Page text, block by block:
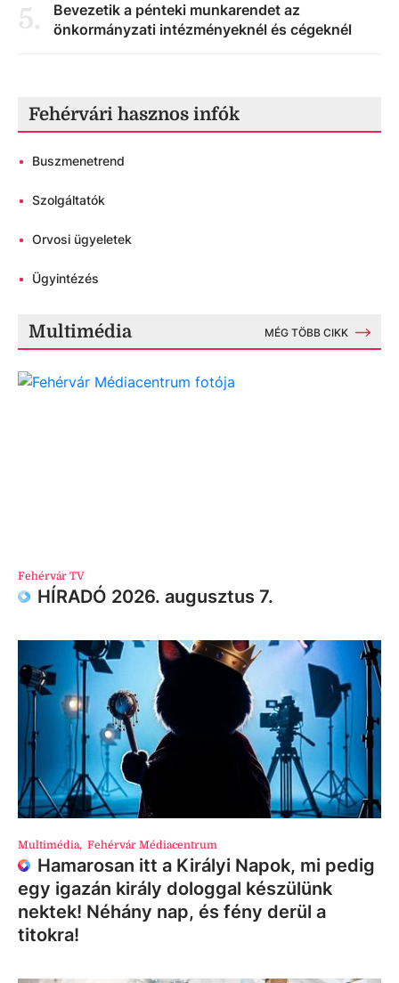
5.
Bevezetik a pénteki munkarendet az
önkormányzati intézményeknél és cégeknél
Fehérvári hasznos infók
• Buszmenetrend
• Szolgáltatók
• Orvosi ügyeletek
• Ügyintézés
Multimédia MÉG TÖBB CIKK
Fehérvár TV
HÍRADÓ 2026. augusztus 7.
Multimédia, Fehérvár Médiacentrum
Hamarosan itt a Királyi Napok, mi pedig
egy igazán király dologgal készülünk
nektek! Néhány nap, és fény derül a
titokra!